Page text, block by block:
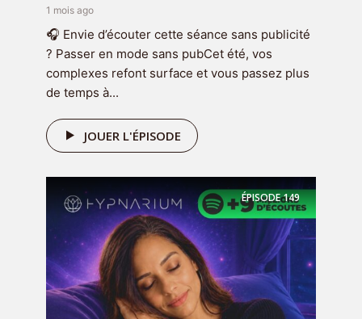
Recevez 7 emails et audio d'hypnose
de 7 minutes pendant 7 jours pour
gagner confiance en vousen cliquant
ci-dessous :
RECEVOIR LE CADEAU
Réserver une séance
Vous souhaitez travailler sur une
1 mois ago
🎧 Envie d’écouter cette séance sans publicité
? Passer en mode sans pubCet été, vos
complexes refont surface et vous passez plus
de temps à...
JOUER L'ÉPISODE
ÉPISODE149